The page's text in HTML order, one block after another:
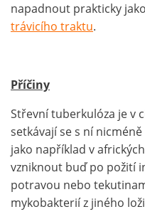
napadnout prakticky
trávicího traktu.
Příčiny
Střevní tuberkulóza je v
setkávají se s ní
jako například v
vzniknout buď po požití
potravou nebo
mykobakterií z jiného